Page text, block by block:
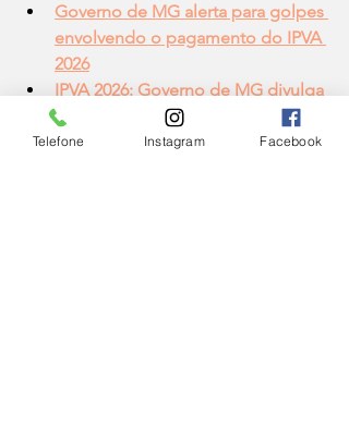
Governo de MG alerta para golpes
envolvendo o pagamento do IPVA
2026
IPVA 2026: Governo de MG divulga
valores e datas de pagamento
Telefone Instagram Facebook